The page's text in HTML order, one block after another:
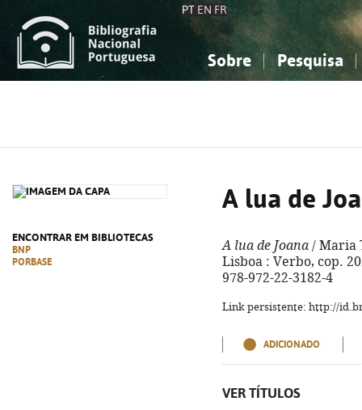
PT EN FR
Sobre Pesquisa
ENCONTRAR EM BIBLIOTECAS
BNP
PORBASE
A lua de
A lua de Joana / Maria
Lisboa : Verbo, cop.
978-972-22-3182-4
Link persistente: http://
ADICIONADO
VER TÍTULOS